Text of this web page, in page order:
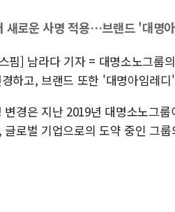
새로운 사명 적용…브랜드 '대명
핌] 남라다 기자 = 대명소노그룹
하고, 브랜드 또한 '대명아임레
변경은 지난 2019년 대명소노그
글로벌 기업으로의 도약 중인 그